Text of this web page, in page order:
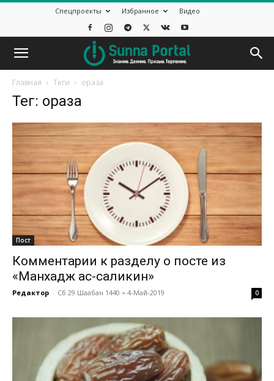
Спецпроекты Избранное Видео
Главная Теги ораза
Тег: ораза
Пост
Комментарии к разделу о посте из
«Манхадж ас-саликин»
Редактор - Сб 29 Шаабан 1440 = 4-Май-2019 0